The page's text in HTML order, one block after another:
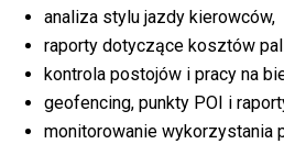
analiza stylu jazdy kierowców,
raporty dotyczące kosztów
kontrola postojów i pracy na
geofencing, punkty POI i
monitorowanie wykorzystania